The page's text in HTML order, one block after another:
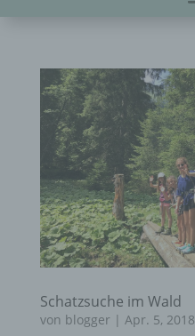
Schatzsuche im Wald
von blogger | Apr. 5, 2018